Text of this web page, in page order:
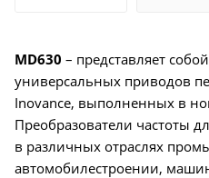
MD630 – представляет
универсальных приводов
Inovance, выполненных в
Преобразователи частоты
в различных отраслях
автомобилестроении,